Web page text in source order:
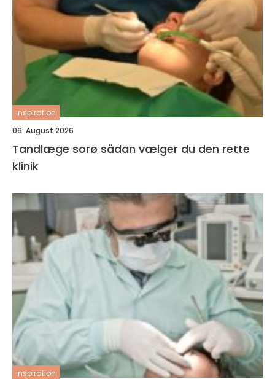
inspiration
06. August 2026
Tandlæge sorø sådan vælger du den rette
klinik
inspiration